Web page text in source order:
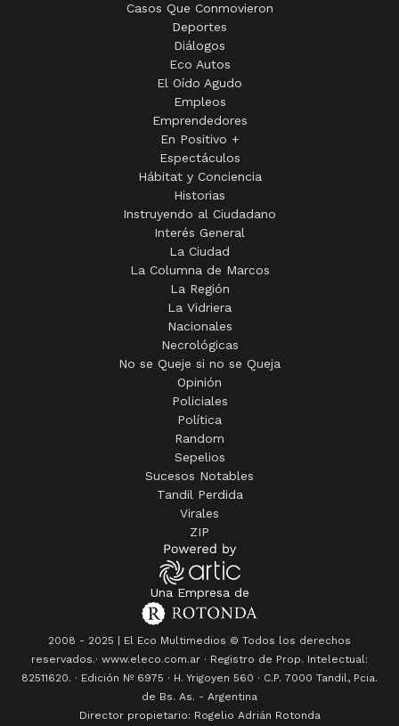
Casos Que Conmovieron
Deportes
Diálogos
Eco Autos
El Oído Agudo
Empleos
Emprendedores
En Positivo +
Espectáculos
Hábitat y Conciencia
Historias
Instruyendo al Ciudadano
Interés General
La Ciudad
La Columna de Marcos
La Región
La Vidriera
Nacionales
Necrológicas
No se Queje si no se Queja
Opinión
Policiales
Política
Random
Sepelios
Sucesos Notables
Tandil Perdida
Virales
ZIP
Una Empresa de
2008 - 2025 | El Eco Multimedios © Todos los derechos
reservados.· www.eleco.com.ar · Registro de Prop. Intelectual:
82511620. · Edición Nº 6975 · H. Yrigoyen 560 · C.P. 7000 Tandil, Pcia.
de Bs. As. - Argentina
Director propietario: Rogelio Adrián Rotonda